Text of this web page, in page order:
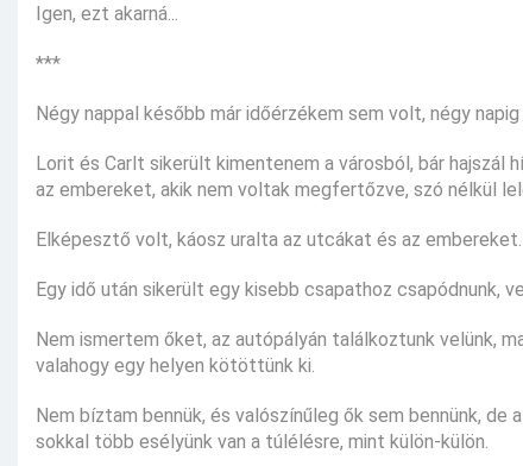
Igen, ezt akarná...
***
Négy nappal később már időérzékem sem volt, négy
Lorit és Carlt sikerült kimentenem a városból, bár hajszál
az embereket, akik nem voltak megfertőzve, szó nélkül
Elképesztő volt, káosz uralta az utcákat és az embereket.
Egy idő után sikerült egy kisebb csapathoz csapódnunk,
Nem ismertem őket, az autópályán találkoztunk velünk,
valahogy egy helyen kötöttünk ki.
Nem bíztam bennük, és valószínűleg ők sem bennünk,
sokkal több esélyünk van a túlélésre, mint külön-külön.